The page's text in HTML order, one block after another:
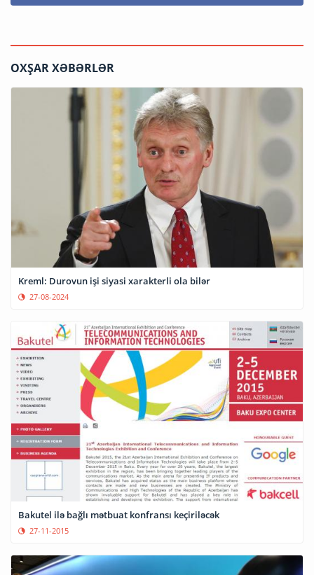
OXŞAR XƏBƏRLƏR
Kreml: Durovun işi siyasi xarakterli ola bilər
27-08-2024
Bakutel ilə bağlı mətbuat konfransı keçiriləcək
27-11-2015